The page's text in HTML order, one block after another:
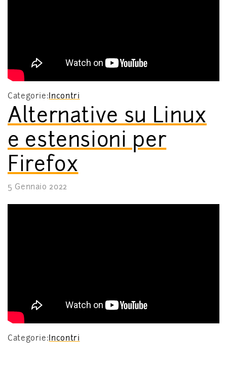
Categorie:Incontri
Alternative su Linux
e estensioni per
Firefox
5 Gennaio 2022
Categorie:Incontri